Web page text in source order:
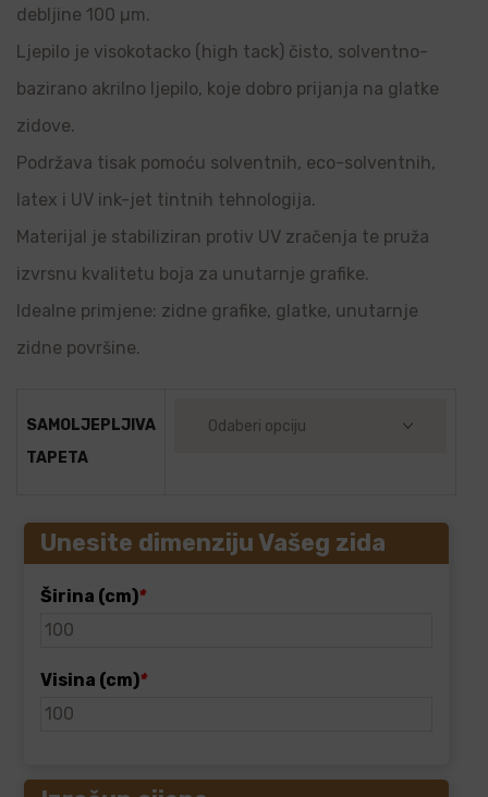
debljine 100 µm.
Ljepilo je visokotacko (high tack) čisto, solventno-
bazirano akrilno ljepilo, koje dobro prijanja na glatke
zidove.
Podržava tisak pomoću solventnih, eco-solventnih,
latex i UV ink-jet tintnih tehnologija.
Materijal je stabiliziran protiv UV zračenja te pruža
izvrsnu kvalitetu boja za unutarnje grafike.
Idealne primjene: zidne grafike, glatke, unutarnje
zidne površine.
SAMOLJEPLJIVA
TAPETA
Unesite dimenziju Vašeg zida
Širina (cm)*
Visina (cm)*